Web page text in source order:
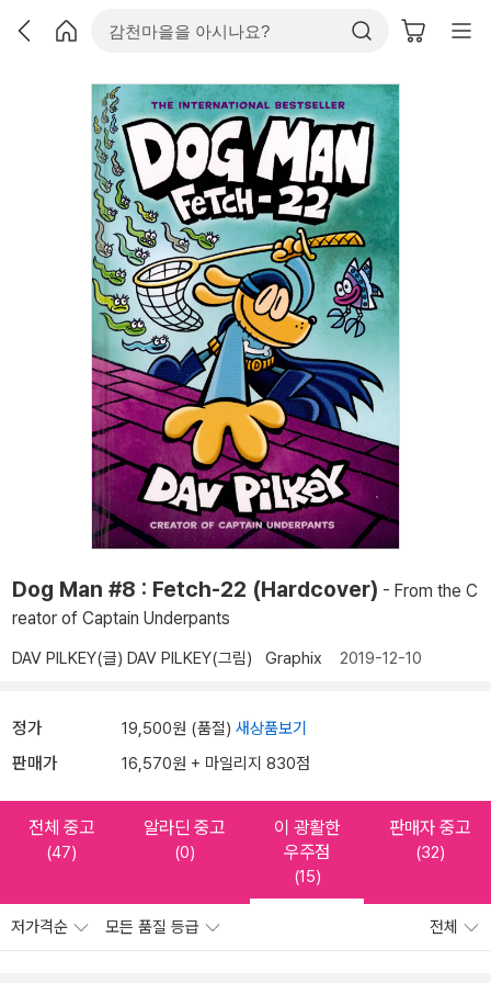
Dog Man #8 : Fetch-22 (Hardcover) - From the C
reator of Captain Underpants
DAV PILKEY(글) DAV PILKEY(그림) Graphix 2019-12-10
정가 19,500원 (품절) 새상품보기
판매가 16,570원 + 마일리지 830점
전체 중고
(47)
알라딘 중고
(0)
이 광활한
우주점
(15)
판매자 중고
(32)
저가격순 모든 품질 등급 전체